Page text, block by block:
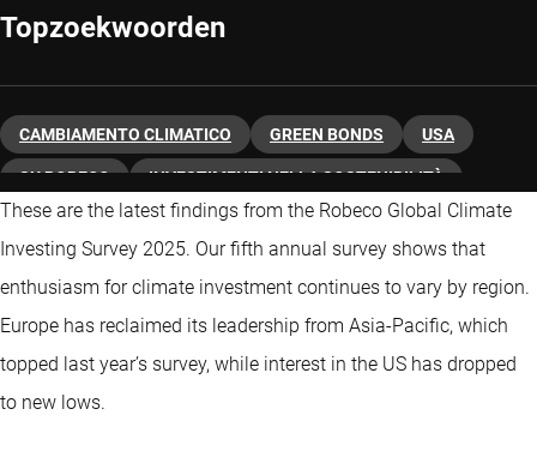
Topzoekwoorden
CAMBIAMENTO CLIMATICO GREEN BONDS USA
SU ROBECO INVESTIMENTI NELLA SOSTENIBILITÀ
These are the latest findings from the Robeco Global Climate
Investing Survey 2025. Our fifth annual survey shows that
enthusiasm for climate investment continues to vary by region.
Europe has reclaimed its leadership from Asia-Pacific, which
topped last year’s survey, while interest in the US has dropped
to new lows.